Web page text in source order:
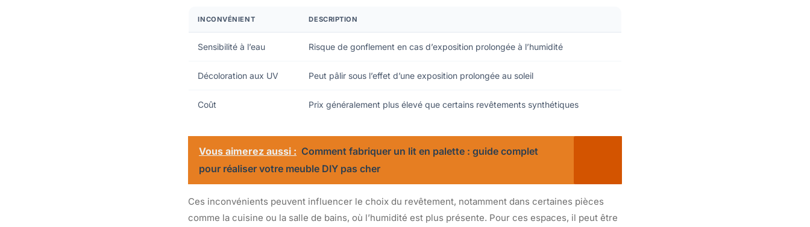
INCONVÉNIENT DESCRIPTION
Sensibilité à l’eau Risque de gonflement en cas d’exposition prolongée à l’humidité
Décoloration aux UV Peut pâlir sous l’effet d’une exposition prolongée au soleil
Coût Prix généralement plus élevé que certains revêtements synthétiques
Vous aimerez aussi : Comment fabriquer un lit en palette : guide complet
pour réaliser votre meuble DIY pas cher
Ces inconvénients peuvent influencer le choix du revêtement, notamment dans certaines pièces
comme la cuisine ou la salle de bains, où l’humidité est plus présente. Pour ces espaces, il peut être